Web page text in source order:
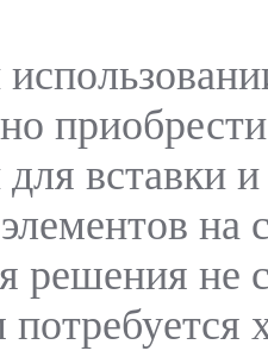
вставки
на
решения не